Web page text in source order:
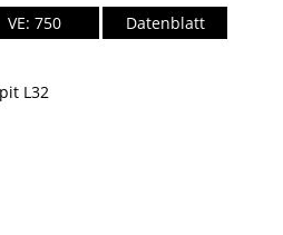
VE: 750 Datenblatt